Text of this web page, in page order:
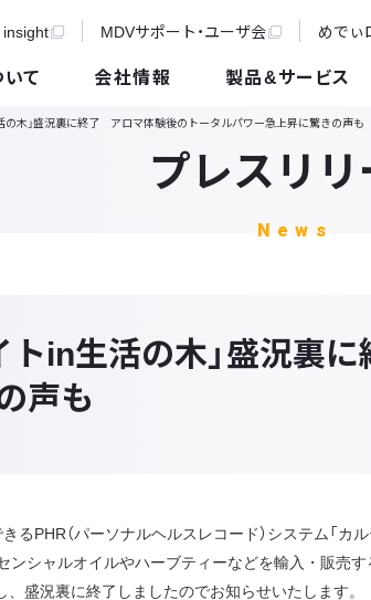
insight MDVサポート・ユーザ会 めでぃ
て 会社情報 製品&サービス
の木」盛況裏に終了 アロマ体験後のトータルパワー急上昇に驚きの声も
プレスリリ
News
トin生活の木」盛況
声も
PHR（パーソナルヘルスレコード）システム「カ
シャルオイルやハーブティーなどを輸入・販売す
、盛況裏に終了しましたのでお知らせいたします。